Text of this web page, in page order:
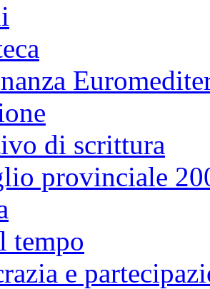
di scrittura
provinciale
tempo
e